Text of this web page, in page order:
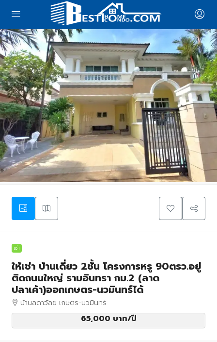
เช่า
ให้เช่า บ้านเดี่ยว 2ชั้น โครงการหรู 90ตรว.อยู่
ติดถนนใหญ่ รามอินทรา กม.2 (ลาด
ปลาเค้า)ออกเกษตร-นวมินทร์ได้
บ้านลดาวัลย์ เกษตร-นวมินทร์
65,000 บาท/ปี